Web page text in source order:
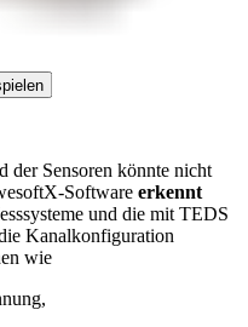
der Sensoren könnte nicht
Software erkennt
und die mit TEDS
Kanalkonfiguration
wie